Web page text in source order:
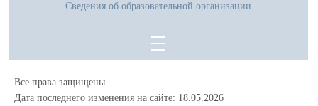
Сведения об образовательной организации
Все права защищены.
Дата последнего изменения на сайте: 18.05.2026